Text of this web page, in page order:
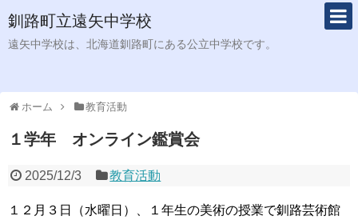
釧路町立遠矢中学校
遠矢中学校は、北海道釧路町にある公立中学校です。
ホーム 教育活動
１学年 オンライン鑑賞会
2025/12/3 教育活動
１２月３日（水曜日）、１年生の美術の授業で釧路芸術館